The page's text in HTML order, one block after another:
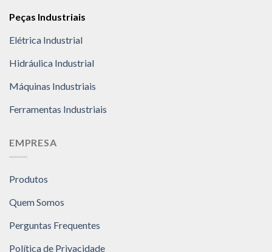
Peças Industriais
Elétrica Industrial
Hidráulica Industrial
Máquinas Industriais
Ferramentas Industriais
EMPRESA
Produtos
Quem Somos
Perguntas Frequentes
Política de Privacidade